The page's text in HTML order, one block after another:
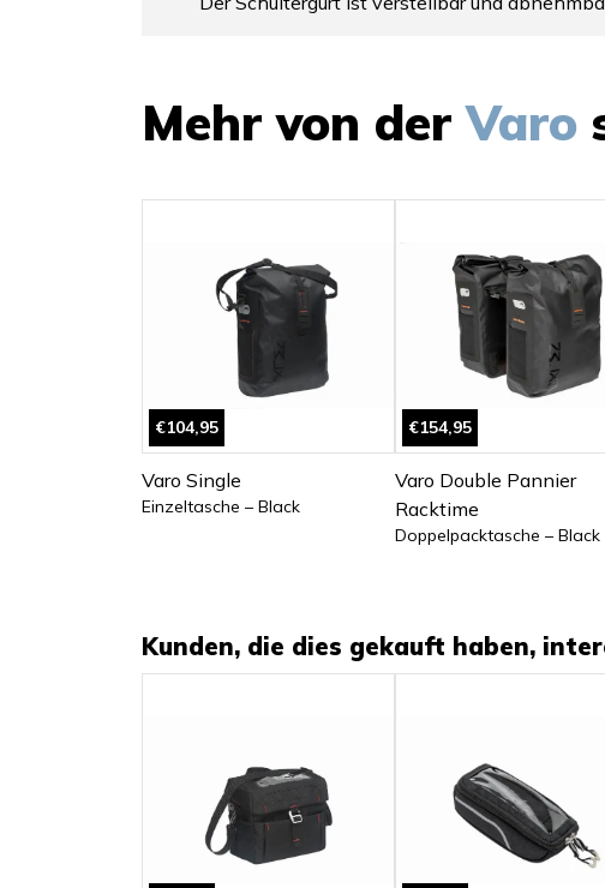
Mehr von der Varo
€104,95
Varo Single
Einzeltasche – Black
€154,95
Varo Double Pannier
Racktime
Doppelpacktasche – Black
Kunden, die dies gekauft haben,